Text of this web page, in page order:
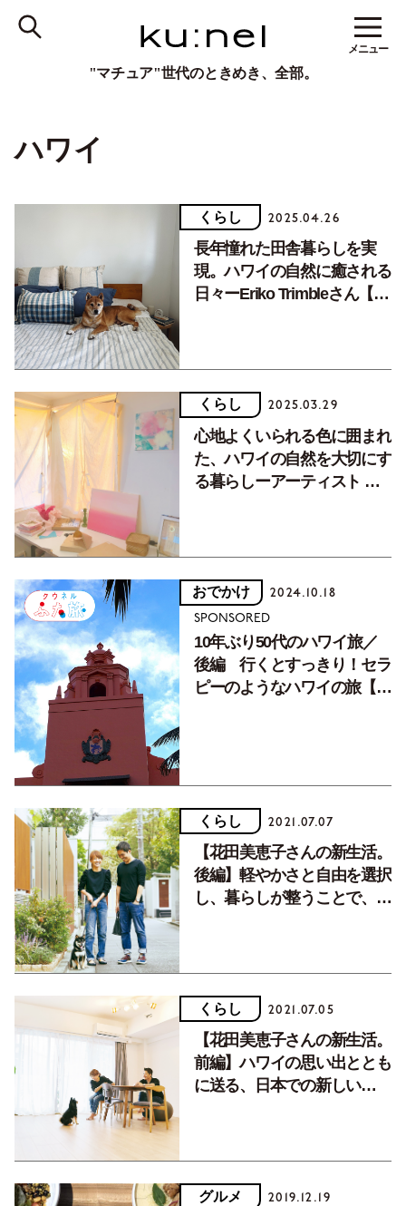
"マチュア"世代のときめき、全部。
メニュー
ハワイ
くらし 2025.04.26
長年憧れた田舎暮らしを実
現。ハワイの自然に癒される
日々ーEriko Trimbleさん【住
くらし 2025.03.29
心地よくいられる色に囲まれ
た、ハワイの自然を大切にす
る暮らしーアーティスト 山
おでかけ 2024.10.18
SPONSORED
10年ぶり50代のハワイ旅／
後編 行くとすっきり！セラ
ピーのようなハワイの旅【ク
くらし 2021.07.07
【花田美恵子さんの新生活。
後編】軽やかさと自由を選択
し、暮らしが整うことで、気
くらし 2021.07.05
【花田美恵子さんの新生活。
前編】ハワイの思い出ととも
に送る、日本での新しい
グルメ 2019.12.19